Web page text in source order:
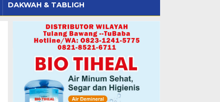
DAKWAH & TABLIGH